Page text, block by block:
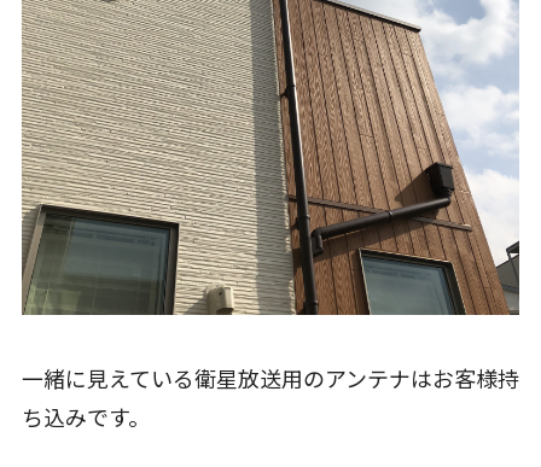
一緒に見えている衛星放送用のアンテナはお客様持
ち込みです。